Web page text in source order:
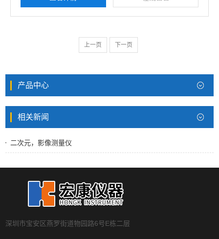
上一页 下一页
产品中心
相关新闻
二次元，影像测量仪
深圳市宝安区燕罗街道物园路6号E栋二层